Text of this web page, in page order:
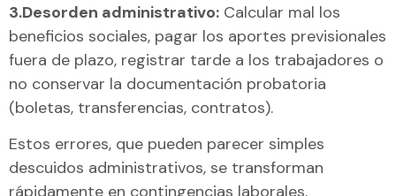
3.Desorden administrativo: Calcular mal los
beneficios sociales, pagar los aportes previsionales
fuera de plazo, registrar tarde a los trabajadores o
no conservar la documentación probatoria
(boletas, transferencias, contratos).
Estos errores, que pueden parecer simples
descuidos administrativos, se transforman